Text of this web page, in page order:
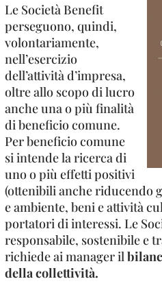
Le Società Benefit
perseguono, quindi,
volontariamente,
nell’esercizio
dell’attività d’impresa,
oltre allo scopo di lucro
anche una o più finalità
di beneficio comune.
Per beneficio comune
si intende la ricerca di
uno o più effetti positivi
(ottenibili anche riducendo
e ambiente, beni e attività
portatori di interessi. Le
responsabile, sostenibile e
richiede ai manager il
della collettività.